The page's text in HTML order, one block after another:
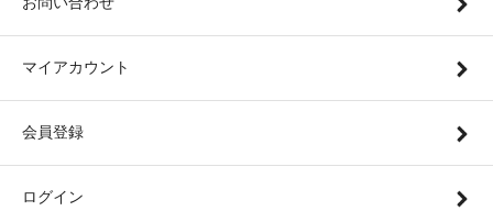
マイアカウント
会員登録
ログイン